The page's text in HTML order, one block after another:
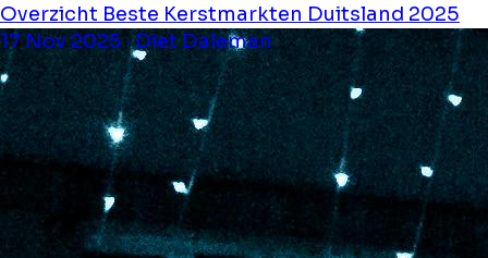
Overzicht Beste Kerstmarkten Duitsland 2025
17 Nov 2025 · Diet Daleman